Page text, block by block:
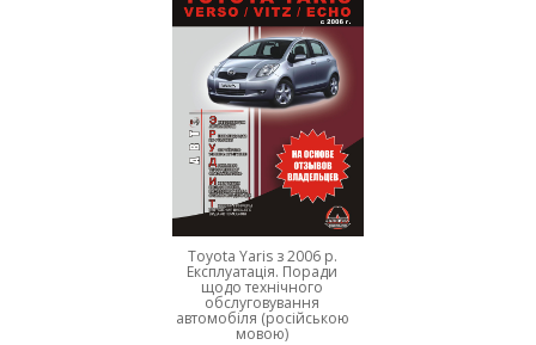
Toyota Yaris з 2006 р.
Експлуатація. Поради
щодо технічного
обслуговування
автомобіля (російською
мовою)